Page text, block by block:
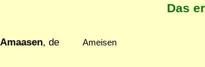
Das
Amaasen, de Ameisen